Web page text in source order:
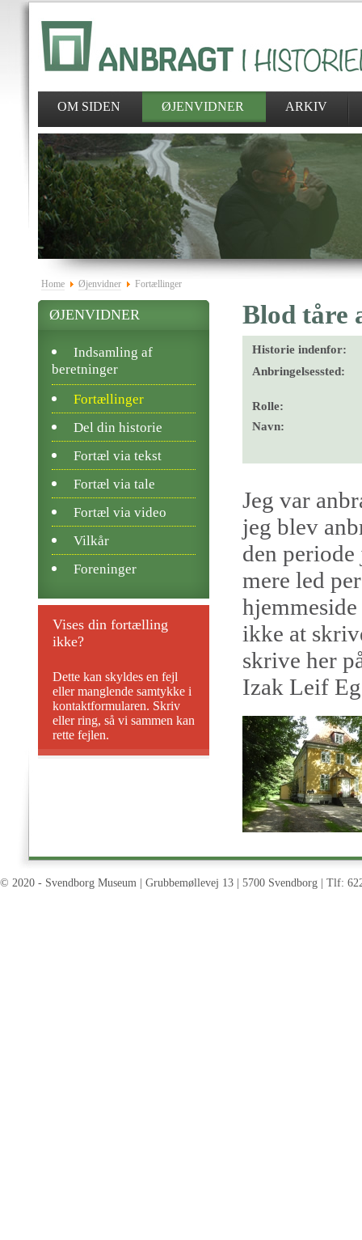
OM SIDEN ØJENVIDNER ARKIV
Home Øjenvidner Fortællinger
Blod tåre
Historie indenfor:
Anbringelsessted:
Rolle:
Navn:
Jeg var
jeg blev
den
mere led
ikke at
skrive her
Izak Leif
ØJENVIDNER
Indsamling af
beretninger
Fortællinger
Del din historie
Fortæl via tekst
Fortæl via tale
Fortæl via video
Vilkår
Foreninger
Vises din fortælling
ikke?
Dette kan skyldes en fejl
eller manglende samtykke i
kontaktformularen. Skriv
eller ring, så vi sammen kan
rette fejlen.
© 2020 - Svendborg Museum | Grubbemøllevej 13 | 5700 Svendborg | Tlf: